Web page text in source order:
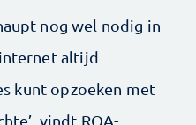
nog wel nodig in
altijd
kunt opzoeken met
vindt ROA-